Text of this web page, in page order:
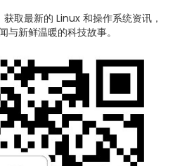
取最新的 Linux 和操作系统资讯，
与新鲜温暖的科技故事。